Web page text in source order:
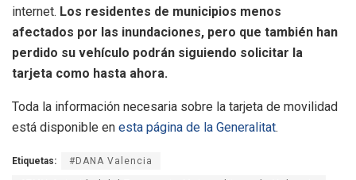
internet. Los residentes de municipios menos
afectados por las inundaciones, pero que también han
perdido su vehículo podrán siguiendo solicitar la
tarjeta como hasta ahora.
Toda la información necesaria sobre la tarjeta de movilidad
está disponible en esta página de la Generalitat.
Etiquetas: #DANA Valencia